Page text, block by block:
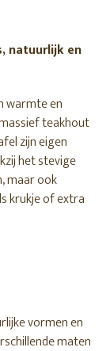
natuurlijk en
warmte en
teakhout
zijn eigen
het stevige
maar ook
krukje of extra
vormen en
maten